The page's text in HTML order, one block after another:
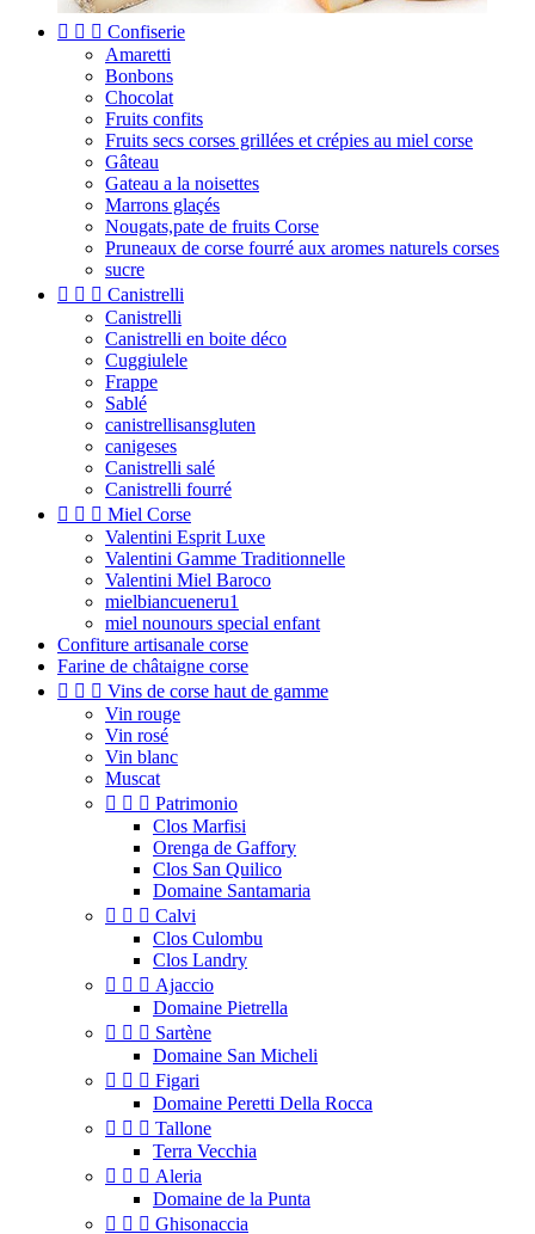
   Confiserie
Amaretti
Bonbons
Chocolat
Fruits confits
Fruits secs corses grillées et crépies au miel corse
Gâteau
Gateau a la noisettes
Marrons glaçés
Nougats,pate de fruits Corse
Pruneaux de corse fourré aux aromes naturels corses
sucre
   Canistrelli
Canistrelli
Canistrelli en boite déco
Cuggiulele
Frappe
Sablé
canistrellisansgluten
canigeses
Canistrelli salé
Canistrelli fourré
   Miel Corse
Valentini Esprit Luxe
Valentini Gamme Traditionnelle
Valentini Miel Baroco
mielbiancueneru1
miel nounours special enfant
Confiture artisanale corse
Farine de châtaigne corse
   Vins de corse haut de gamme
Vin rouge
Vin rosé
Vin blanc
Muscat
   Patrimonio
Clos Marfisi
Orenga de Gaffory
Clos San Quilico
Domaine Santamaria
   Calvi
Clos Culombu
Clos Landry
   Ajaccio
Domaine Pietrella
   Sartène
Domaine San Micheli
   Figari
Domaine Peretti Della Rocca
   Tallone
Terra Vecchia
   Aleria
Domaine de la Punta
   Ghisonaccia